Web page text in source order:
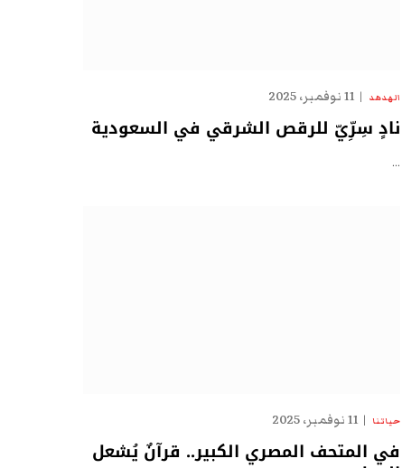
الهدهد 11 نوفمبر، 2025
نادٍ سِرِّيّ للرقص الشرقي في السعودية
…
حياتنا 11 نوفمبر، 2025
في المتحف المصري الكبير.. قرآنٌ يُشعل